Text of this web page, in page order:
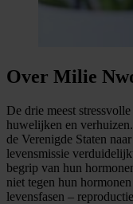
Over Milie
De drie meest
huwelijken en
de Verenigde Staten
levensmissie
begrip van hun
niet tegen hun
levensfasen –